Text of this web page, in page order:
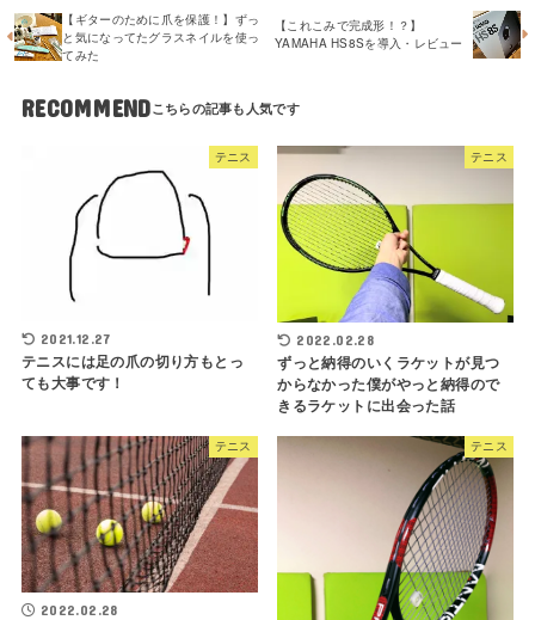
【ギターのために爪を保護！】ずっ
と気になってたグラスネイルを使っ
てみた
【これこみで完成形！？】
YAMAHA HS8Sを導入・レビュー
RECOMMEND
テニス
2021.12.27
テニスには足の爪の切り方もとっ
ても大事です！
テニス
2022.02.28
ずっと納得のいくラケットが見つ
からなかった僕がやっと納得ので
きるラケットに出会った話
テニス
2022.02.28
テニス